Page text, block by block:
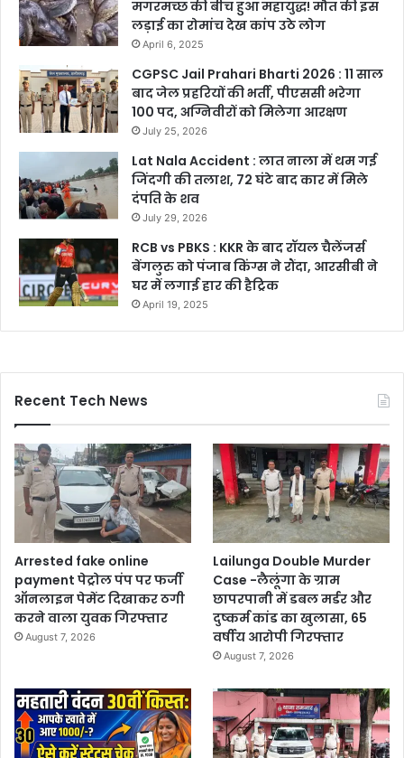
मगरमच्छ की बीच हुआ महायुद्ध! मौत की इस
लड़ाई का रोमांच देख कांप उठे लोग
April 6, 2025
CGPSC Jail Prahari Bharti 2026 : 11 साल
बाद जेल प्रहरियों की भर्ती, पीएससी भरेगा
100 पद, अग्निवीरों को मिलेगा आरक्षण
July 25, 2026
Lat Nala Accident : लात नाला में थम गई
जिंदगी की तलाश, 72 घंटे बाद कार में मिले
दंपति के शव
July 29, 2026
RCB vs PBKS : KKR के बाद रॉयल चैलेंजर्स
बेंगलुरु को पंजाब किंग्स ने रौंदा, आरसीबी ने
घर में लगाई हार की हैट्रिक
April 19, 2025
Recent Tech News
Arrested fake online
payment पेट्रोल पंप पर फर्जी
ऑनलाइन पेमेंट दिखाकर ठगी
करने वाला युवक गिरफ्तार
August 7, 2026
Lailunga Double Murder
Case -लैलूंगा के ग्राम
छापरपानी में डबल मर्डर और
दुष्कर्म कांड का खुलासा, 65
वर्षीय आरोपी गिरफ्तार
August 7, 2026